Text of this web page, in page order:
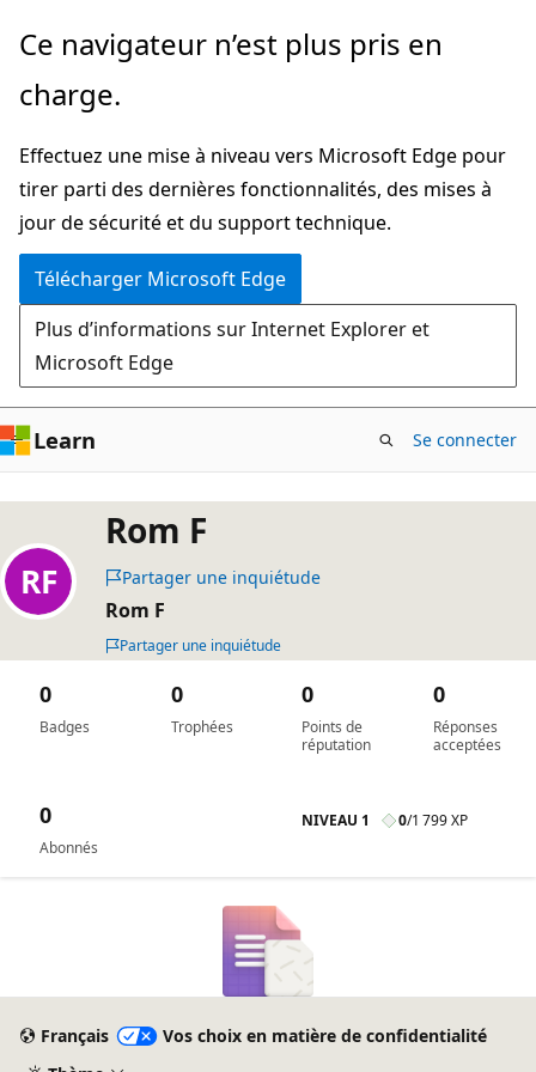
Passer
directement
au
principal
Ce navigateur n’est plus pris en
charge.
Effectuez une mise à niveau vers Microsoft Edge pour
tirer parti des dernières fonctionnalités, des mises à
jour de sécurité et du support technique.
Télécharger Microsoft Edge
Plus d’informations sur Internet Explorer et
Microsoft Edge
Learn Se connecter
Rom F
Partager une inquiétude
Rom F
Partager une inquiétude
Badges
0
Trophées
0
Points de
réputation
0
Réponses
acceptées
0
Abonnés
0 NIVEAU 1 0/1 799 XP
Français
Vos choix en matière de confidentialité